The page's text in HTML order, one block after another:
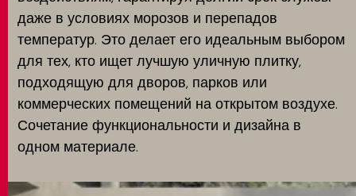
даже в условиях морозов и перепадов
температур. Это делает его идеальным выбором
для тех, кто ищет лучшую уличную плитку,
подходящую для дворов, парков или
коммерческих помещений на открытом воздухе.
Сочетание функциональности и дизайна в
одном материале.